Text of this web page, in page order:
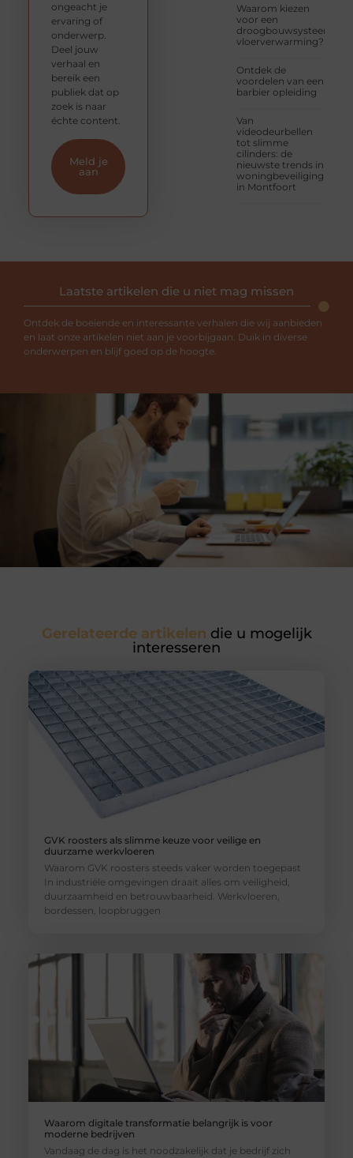
Waarom kiezen
voor een
droogbouwsysteem
vloerverwarming?
Ontdek de
voordelen van een
barbier opleiding
Van
videodeurbellen
tot slimme
cilinders: de
nieuwste trends in
woningbeveiliging
in Montfoort
ongeacht je
ervaring of
onderwerp.
Deel jouw
verhaal en
bereik een
publiek dat op
zoek is naar
échte content.
Meld je
aan
Laatste artikelen die u niet mag missen
Ontdek de boeiende en interessante verhalen die wij aanbieden
en laat onze artikelen niet aan je voorbijgaan. Duik in diverse
onderwerpen en blijf goed op de hoogte.
Gerelateerde artikelen die u mogelijk
interesseren
GVK roosters als slimme keuze voor veilige en
duurzame werkvloeren
Waarom GVK roosters steeds vaker worden toegepast
In industriële omgevingen draait alles om veiligheid,
duurzaamheid en betrouwbaarheid. Werkvloeren,
bordessen, loopbruggen
Waarom digitale transformatie belangrijk is voor
moderne bedrijven
Vandaag de dag is het noodzakelijk dat je bedrijf zich